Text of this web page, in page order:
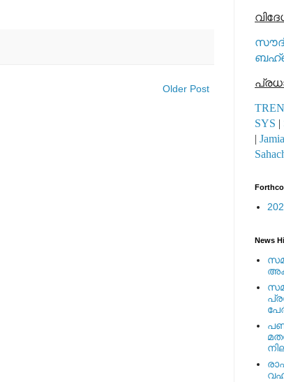
Older Post
SYS |
|
News